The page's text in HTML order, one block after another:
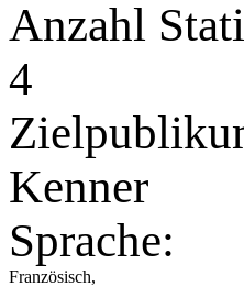
Anzahl
4
Kenner
Sprache:
Französisch,